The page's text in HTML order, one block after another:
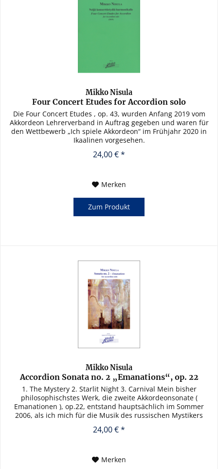
Mikko Nisula
Four Concert Etudes for Accordion solo
Die Four Concert Etudes , op. 43, wurden Anfang 2019 vom
Akkordeon Lehrerverband in Auftrag gegeben und waren für
den Wettbewerb „Ich spiele Akkordeon“ im Frühjahr 2020 in
Ikaalinen vorgesehen.
24,00 € *
Merken
Zum Produkt
Mikko Nisula
Accordion Sonata no. 2 „Emanations“, op. 22
1. The Mystery 2. Starlit Night 3. Carnival Mein bisher
philosophischstes Werk, die zweite Akkordeonsonate (
Emanationen ), op.22, entstand hauptsächlich im Sommer
2006, als ich mich für die Musik des russischen Mystikers
24,00 € *
Merken